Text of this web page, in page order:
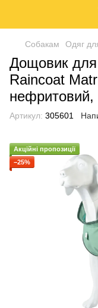
Собакам Одяг
Дощовик для
Raincoat
нефритовий,
Артикул: 305601
Акційні пропозиції
−25%